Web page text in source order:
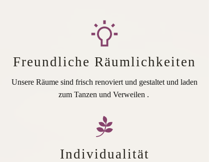
Freundliche Räumlichkeiten
Unsere Räume sind frisch renoviert und gestaltet und laden
zum Tanzen und Verweilen .
Individualität